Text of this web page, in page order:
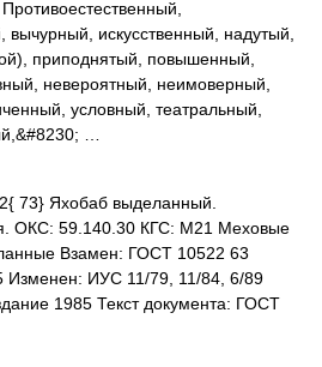
вычурный, искусственный, надутый,
приподнятый, повышенный,
невероятный, неимоверный,
условный, театральный,
…
73} Яхобаб выделанный.
ОКС: 59.140.30 КГС: М21 Меховые
Взамен: ГОСТ 10522 63
Изменен: ИУС 11/79, 11/84, 6/89
1985 Текст документа: ГОСТ